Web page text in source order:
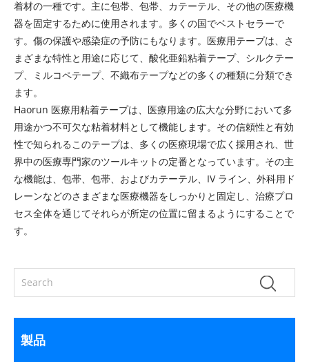
着材の一種です。主に包帯、包帯、カテーテル、その他の医療機
器を固定するために使用されます。多くの国でベストセラーで
す。傷の保護や感染症の予防にもなります。医療用テープは、さ
まざまな特性と用途に応じて、酸化亜鉛粘着テープ、シルクテー
プ、ミルコペテープ、不織布テープなどの多くの種類に分類でき
ます。
Haorun 医療用粘着テープは、医療用途の広大な分野において多
用途かつ不可欠な粘着材料として機能します。その信頼性と有効
性で知られるこのテープは、多くの医療現場で広く採用され、世
界中の医療専門家のツールキットの定番となっています。その主
な機能は、包帯、包帯、およびカテーテル、IV ライン、外科用ド
レーンなどのさまざまな医療機器をしっかりと固定し、治療プロ
セス全体を通じてそれらが所定の位置に留まるようにすることで
す。
製品